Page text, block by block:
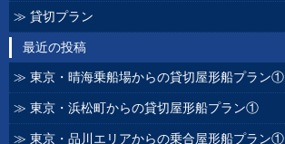
貸切プラン
最近の投稿
東京・晴海乗船場からの貸切屋形船プラン①
東京・浜松町からの貸切屋形船プラン①
東京・品川エリアからの乗合屋形船プラン①